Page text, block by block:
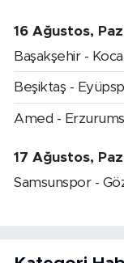
16 Ağustos,
Başakşehir -
Beşiktaş -
Amed -
17 Ağustos,
Samsunspor -